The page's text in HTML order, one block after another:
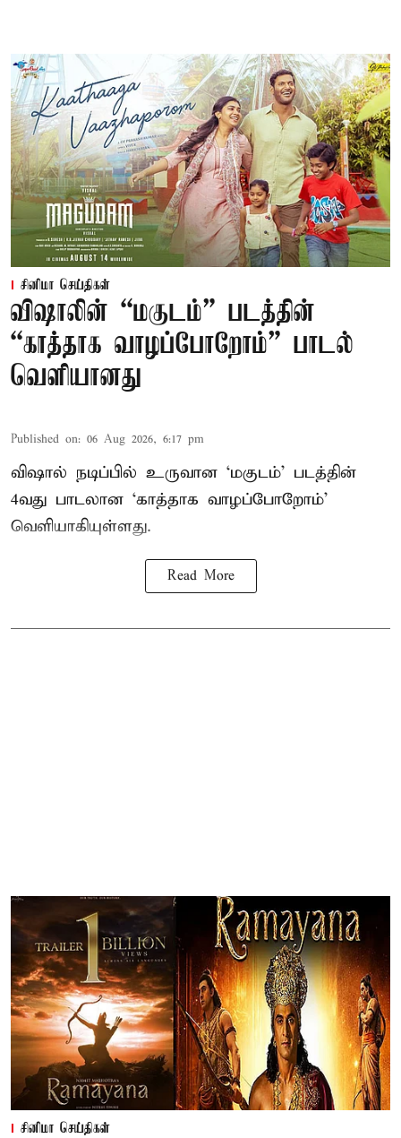
சினிமா செய்திகள்
விஷாலின் “மகுடம்” படத்தின்
“காத்தாக வாழப்போறோம்” பாடல்
வெளியானது
Published on: 06 Aug 2026, 6:17 pm
விஷால் நடிப்பில் உருவான ‘மகுடம்’ படத்தின்
4வது பாடலான ‘காத்தாக வாழப்போறோம்’
வெளியாகியுள்ளது.
Read More
சினிமா செய்திகள்